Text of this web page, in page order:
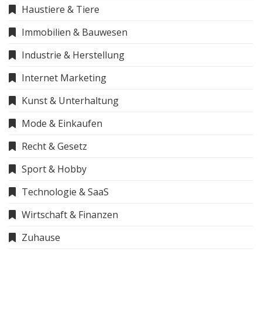
Haustiere & Tiere
Immobilien & Bauwesen
Industrie & Herstellung
Internet Marketing
Kunst & Unterhaltung
Mode & Einkaufen
Recht & Gesetz
Sport & Hobby
Technologie & SaaS
Wirtschaft & Finanzen
Zuhause